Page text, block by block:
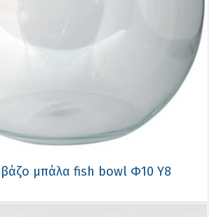
βάζo μπάλα fish bowl Φ10 Υ8